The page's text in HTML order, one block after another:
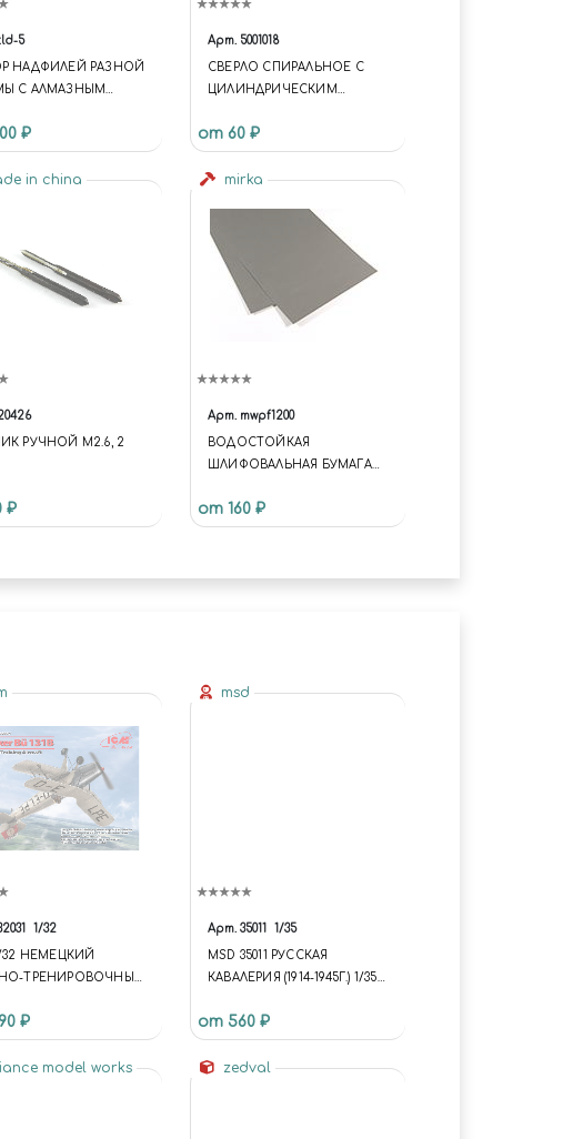
5
НАДФИЛЕЙ РАЗНОЙ
С АЛМАЗНЫМ
₽
Арт. 5001018
СВЕРЛО СПИРАЛЬНОЕ С
ЦИЛИНДРИЧЕСКИМ
от 60 ₽
in china
РУЧНОЙ М2.6, 2
₽
mirka
Арт. mwpf1200
BОДОСТОЙКАЯ
ШЛИФОВАЛЬНАЯ БУМАГА
от 160 ₽
1/32
32 НЕМЕЦКИЙ
ТРЕНИРОВОЧНЫЙ
₽
msd
Арт. 35011 1/35
MSD 35011 РУССКАЯ
КАВАЛЕРИЯ (1914-1945Г.) 1/35
UNIVERSE.SITE.ID = 'S1';
UNIVERSE.SITE.DIRECTORY =
'/'; UNIVERSE.TEMPLATE.ID =
от 560 ₽
model works zedval